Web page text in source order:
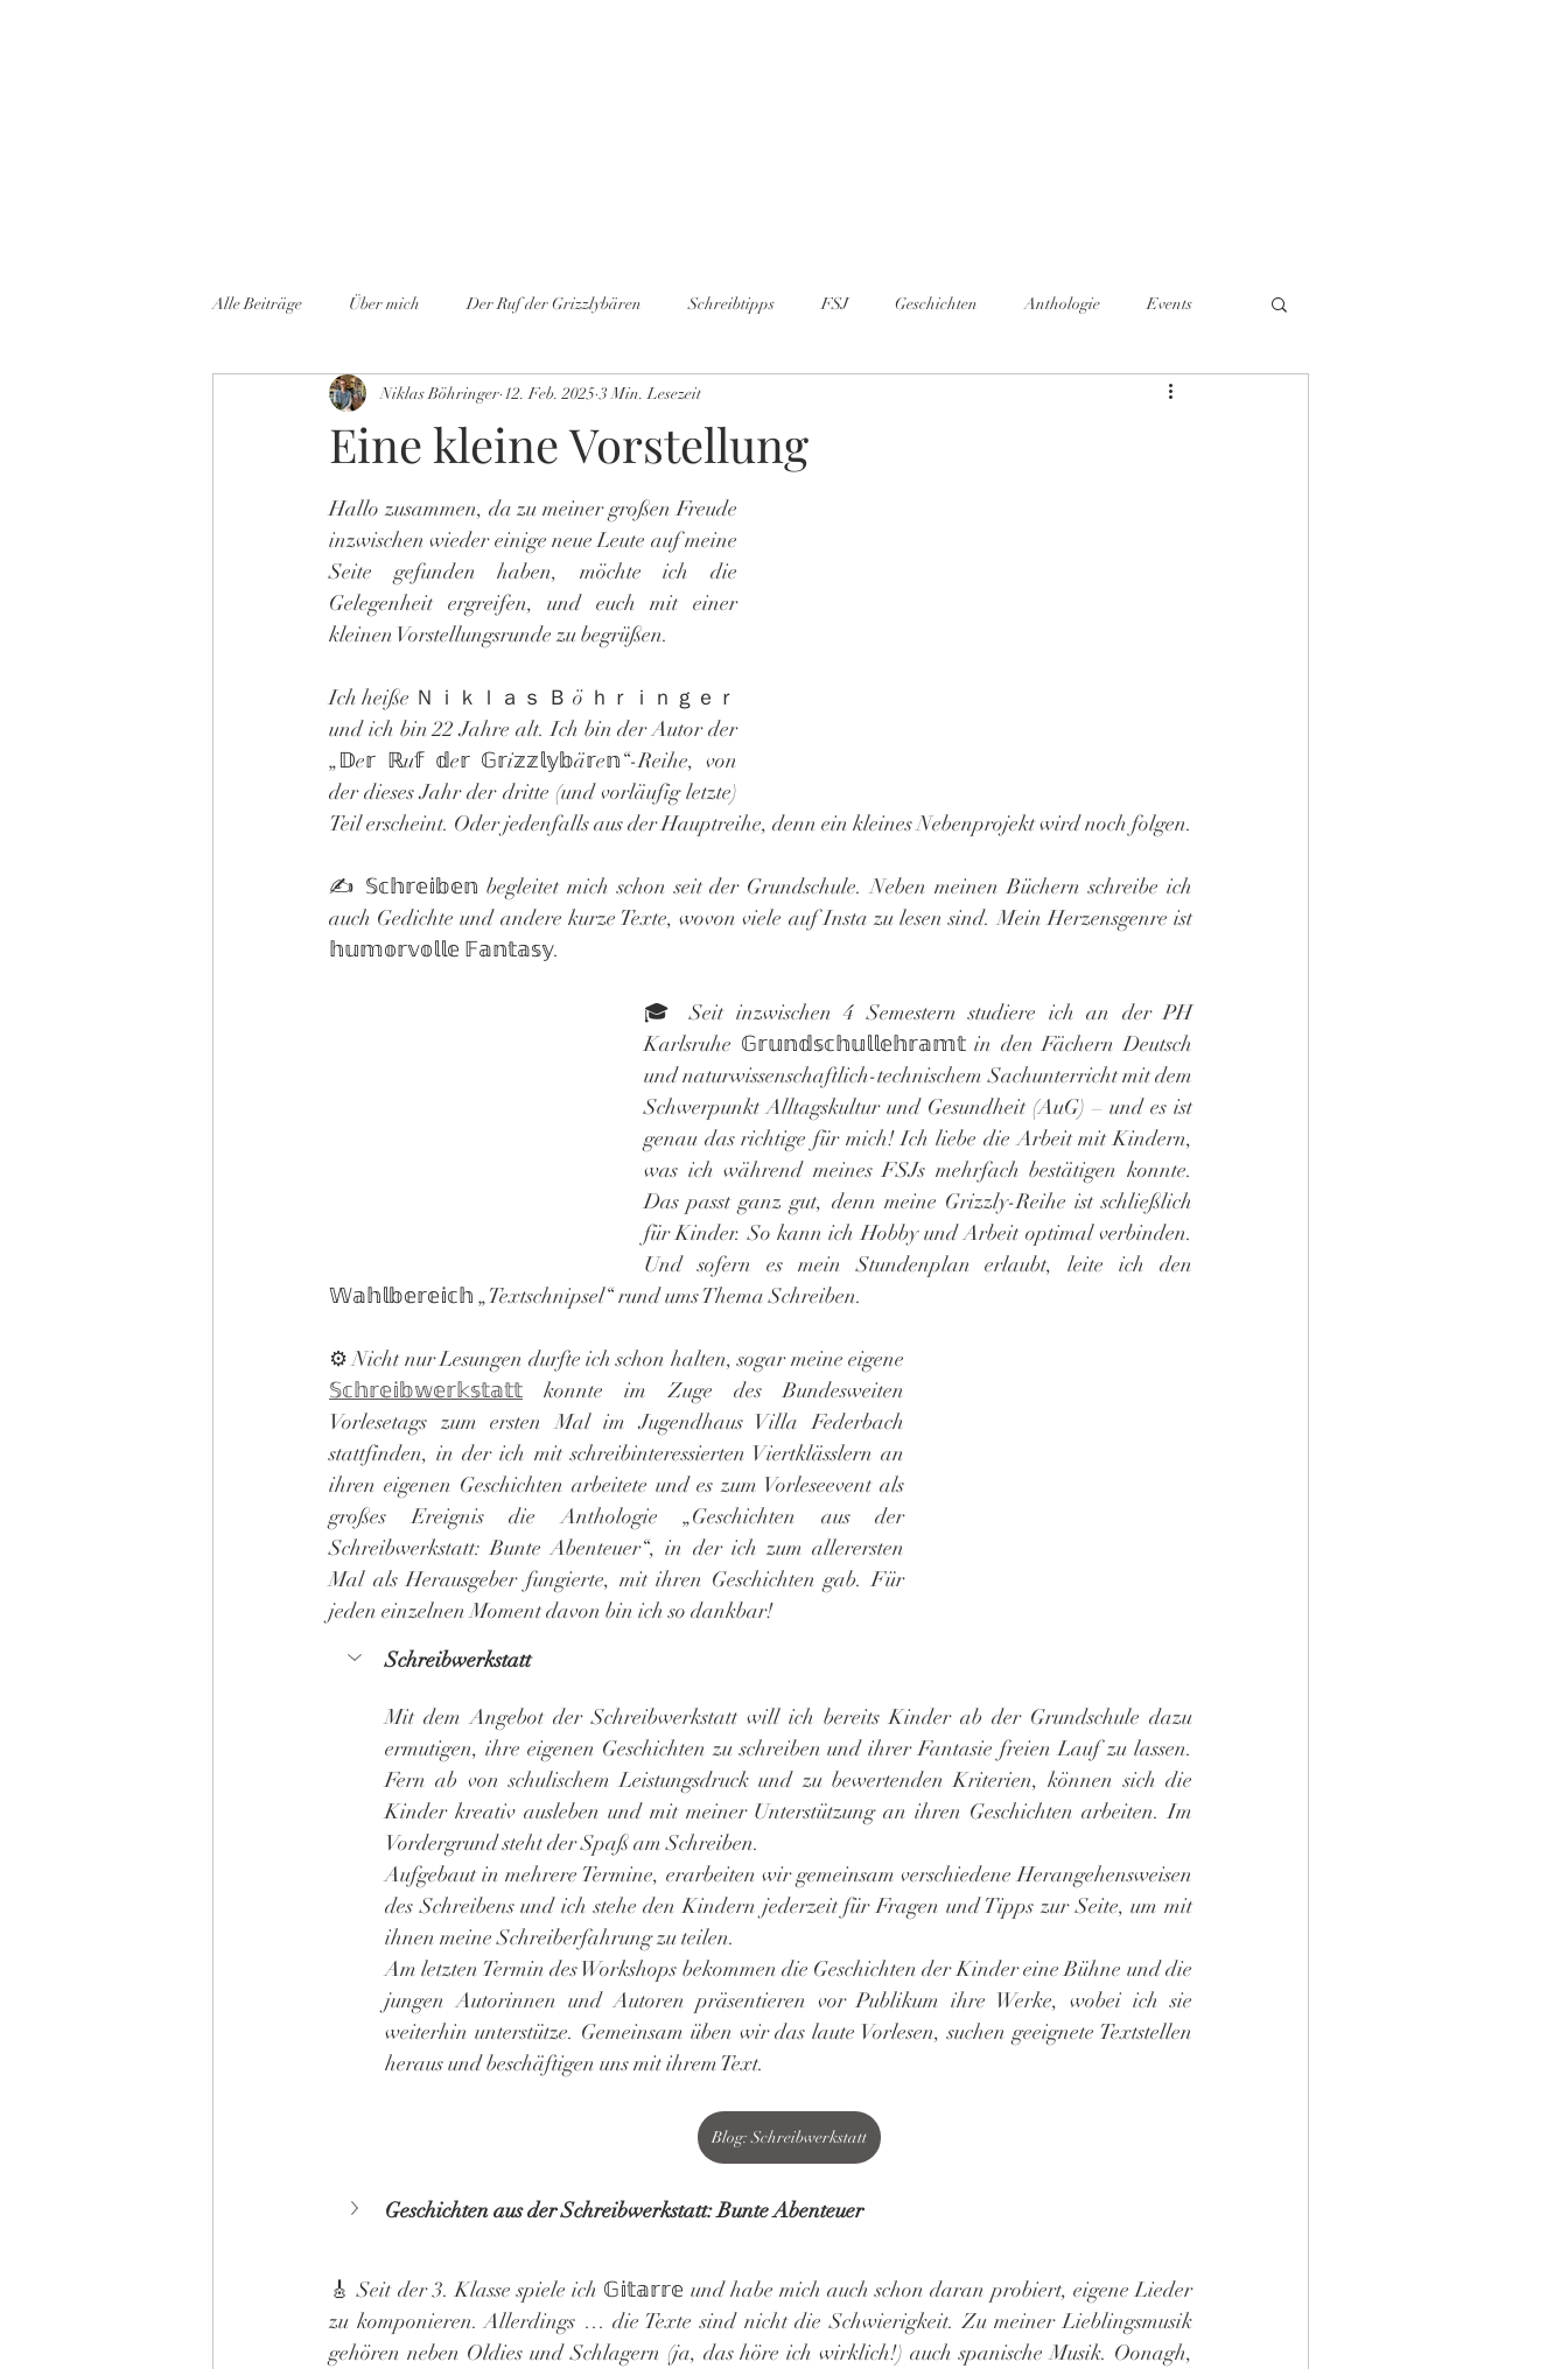
Alle Beiträge Über mich Der Ruf der Grizzlybären Schreibtipps FSJ Geschichten Anthologie Events
Meine Veröffentlichungen Lesungen # Hörbuch
Eine kleine Vorstellung
Niklas Böhringer 12. Feb. 2025 3 Min. Lesezeit
Hallo zusammen, da zu meiner großen Freude
inzwischen wieder einige neue Leute auf meine
Seite gefunden haben, möchte ich die
Gelegenheit ergreifen, und euch mit einer
kleinen Vorstellungsrunde zu begrüßen.
Ich heiße Ｎｉｋｌａｓ Ｂ ö ｈｒｉｎｇｅｒ
und ich bin 22 Jahre alt. Ich bin der Autor der
„𝔻e𝕣 ℝu𝕗 𝕕e𝕣 𝔾𝕣i𝕫𝕫𝕝𝕪𝕓ä𝕣e𝕟“-Reihe, von
der dieses Jahr der dritte (und vorläufig letzte)
Teil erscheint. Oder jedenfalls aus der Hauptreihe, denn ein kleines Nebenprojekt wird noch folgen.
✍ 𝕊𝕔𝕙𝕣𝕖𝕚𝕓𝕖𝕟 begleitet mich schon seit der Grundschule. Neben meinen Büchern schreibe ich
auch Gedichte und andere kurze Texte, wovon viele auf Insta zu lesen sind. Mein Herzensgenre ist
𝕙𝕦𝕞𝕠𝕣𝕧𝕠𝕝𝕝𝕖 𝔽𝕒𝕟𝕥𝕒𝕤𝕪.
🎓 Seit inzwischen 4 Semestern studiere ich an der PH
Karlsruhe 𝔾𝕣𝕦𝕟𝕕𝕤𝕔𝕙𝕦𝕝𝕝𝕖𝕙𝕣𝕒𝕞𝕥 in den Fächern Deutsch
und naturwissenschaftlich-technischem Sachunterricht mit dem
Schwerpunkt Alltagskultur und Gesundheit (AuG) – und es ist
genau das richtige für mich! Ich liebe die Arbeit mit Kindern,
was ich während meines FSJs mehrfach bestätigen konnte.
Das passt ganz gut, denn meine Grizzly-Reihe ist schließlich
für Kinder. So kann ich Hobby und Arbeit optimal verbinden.
Und sofern es mein Stundenplan erlaubt, leite ich den
𝕎𝕒𝕙𝕝𝕓𝕖𝕣𝕖𝕚𝕔𝕙 „Textschnipsel“ rund ums Thema Schreiben.
𝕊𝕔𝕙𝕣𝕖𝕚𝕓𝕨𝕖𝕣𝕜𝕤𝕥𝕒𝕥𝕥 konnte im Zuge des Bundesweiten
Vorlesetags zum ersten Mal im Jugendhaus Villa Federbach
stattfinden, in der ich mit schreibinteressierten Viertklässlern an
ihren eigenen Geschichten arbeitete und es zum Vorleseevent als
großes Ereignis die Anthologie „Geschichten aus der
Schreibwerkstatt: Bunte Abenteuer“, in der ich zum allerersten
Mal als Herausgeber fungierte, mit ihren Geschichten gab. Für
jeden einzelnen Moment davon bin ich so dankbar!
Schreibwerkstatt
Mit dem Angebot der Schreibwerkstatt will ich bereits Kinder ab der Grundschule dazu
ermutigen, ihre eigenen Geschichten zu schreiben und ihrer Fantasie freien Lauf zu lassen.
Fern ab von schulischem Leistungsdruck und zu bewertenden Kriterien, können sich die
Kinder kreativ ausleben und mit meiner Unterstützung an ihren Geschichten arbeiten. Im
Vordergrund steht der Spaß am Schreiben.
Aufgebaut in mehrere Termine, erarbeiten wir gemeinsam verschiedene Herangehensweisen
des Schreibens und ich stehe den Kindern jederzeit für Fragen und Tipps zur Seite, um mit
ihnen meine Schreiberfahrung zu teilen.
Am letzten Termin des Workshops bekommen die Geschichten der Kinder eine Bühne und die
jungen Autorinnen und Autoren präsentieren vor Publikum ihre Werke, wobei ich sie
weiterhin unterstütze. Gemeinsam üben wir das laute Vorlesen, suchen geeignete Textstellen
heraus und beschäftigen uns mit ihrem Text.
Blog: Schreibwerkstatt
Geschichten aus der Schreibwerkstatt: Bunte Abenteuer
🎸 Seit der 3. Klasse spiele ich 𝔾𝕚𝕥𝕒𝕣𝕣𝕖 und habe mich auch schon daran probiert, eigene Lieder
zu komponieren. Allerdings … die Texte sind nicht die Schwierigkeit. Zu meiner Lieblingsmusik
gehören neben Oldies und Schlagern (ja, das höre ich wirklich!) auch spanische Musik. Oonagh,